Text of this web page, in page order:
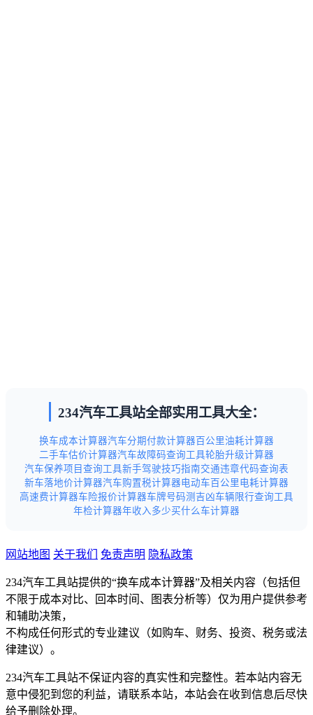
234汽车工具站全部实用工具大全：
换车成本计算器汽车分期付款计算器百公里油耗计算器
二手车估价计算器汽车故障码查询工具轮胎升级计算器
汽车保养项目查询工具新手驾驶技巧指南交通违章代码查询表
新车落地价计算器汽车购置税计算器电动车百公里电耗计算器
高速费计算器车险报价计算器车牌号码测吉凶车辆限行查询工具
年检计算器年收入多少买什么车计算器
网站地图 关于我们 免责声明 隐私政策
234汽车工具站提供的“换车成本计算器”及相关内容（包括但
不限于成本对比、回本时间、图表分析等）仅为用户提供参考
和辅助决策，
不构成任何形式的专业建议（如购车、财务、投资、税务或法
律建议）。
234汽车工具站不保证内容的真实性和完整性。若本站内容无
意中侵犯到您的利益，请联系本站，本站会在收到信息后尽快
给予删除处理。